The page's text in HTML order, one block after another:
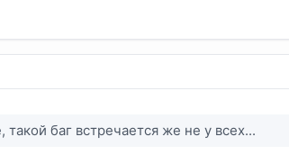
такой баг встречается же не у всех...